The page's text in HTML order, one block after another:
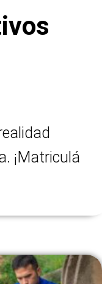
¡Matriculá